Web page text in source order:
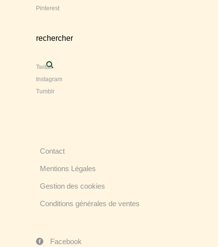
Pinterest
rechercher
Twitter
Instagram
Tumblr
Contact
Mentions Légales
Gestion des cookies
Conditions générales de ventes
Facebook